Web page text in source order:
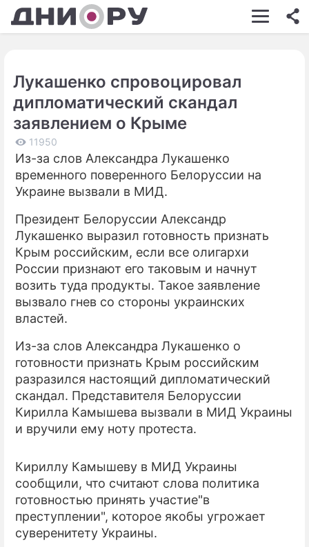
ШОУ-БИЗНЕС
КИНО
НЕДВИЖИМОСТЬ
ЭКОНОМИКА
СОННИК
СТИЛЬ ЖИЗНИ
СЕРИАЛЫ
ИГРЫ
О ПРОЕКТЕ
Лукашенко спровоцировал
дипломатический скандал
заявлением о Крыме
11950
Из-за слов Александра Лукашенко
временного поверенного Белоруссии на
Украине вызвали в МИД.
Президент Белоруссии Александр
Лукашенко выразил готовность признать
Крым российским, если все олигархи
России признают его таковым и начнут
возить туда продукты. Такое заявление
вызвало гнев со стороны украинских
властей.
Из-за слов Александра Лукашенко о
готовности признать Крым российским
разразился настоящий дипломатический
скандал. Представителя Белоруссии
Кирилла Камышева вызвали в МИД Украины
и вручили ему ноту протеста.
Кириллу Камышеву в МИД Украины
сообщили, что считают слова политика
готовностью принять участие"в
преступлении", которое якобы угрожает
суверенитету Украины.